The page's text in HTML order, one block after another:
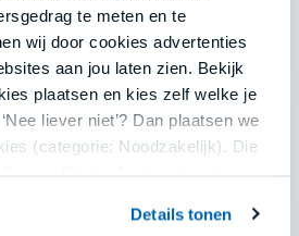
te meten en te
wij door cookies advertenties
aan jou laten zien. Bekijk
plaatsen en kies zelf welke je
liever niet’? Dan plaatsen we
(categorie: Noodzakelijk). Die
aanpassen of intrekken via
Details tonen